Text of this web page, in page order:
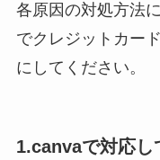
各原因の対処方法
でクレジットカー
にしてください。
1.canvaで対応し